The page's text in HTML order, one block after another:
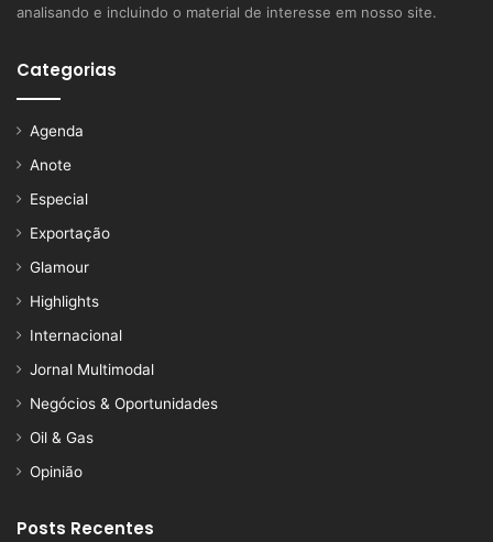
analisando e incluindo o material de interesse em nosso site.
Categorias
Agenda
Anote
Especial
Exportação
Glamour
Highlights
Internacional
Jornal Multimodal
Negócios & Oportunidades
Oil & Gas
Opinião
Posts Recentes